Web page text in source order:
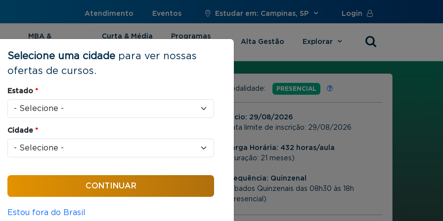
Atendimento Eventos Estudar em: Campinas, SP Login
MBA &
Curta & Média
Programas
Alta Gestão Explorar
Modalidade: PRESENCIAL
Início: 29/08/2026
Data limite de inscrição: 29/08/2026
Carga Horária: 432 horas/aula
(Duração: 21 meses)
Frequência: Quinzenal
Sábados Quinzenais das 08h30 às 18h
(Presencial)
Chain Management
/ aula
e Supply Chain
Selecione uma cidade para ver nossas
ofertas de cursos.
Estado *
Cidade *
Estou fora do Brasil